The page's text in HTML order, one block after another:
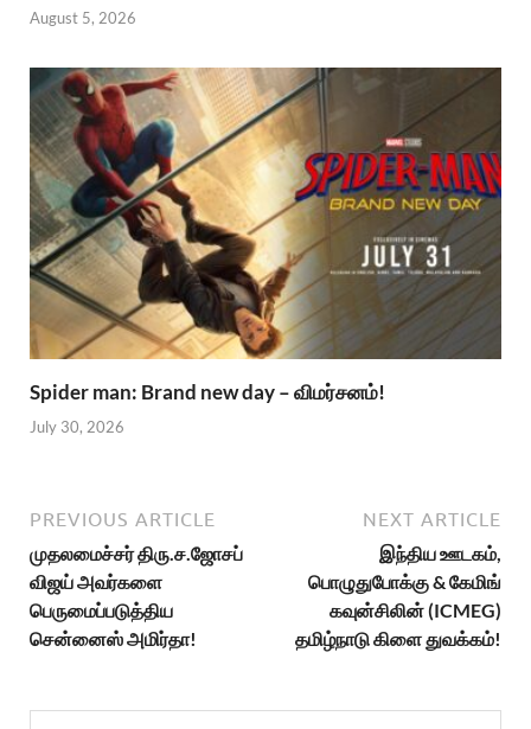
August 5, 2026
Spider man: Brand new day – விமர்சனம்!
July 30, 2026
PREVIOUS ARTICLE
முதலமைச்சர் திரு.ச.ஜோசப்
விஜய் அவர்களை
பெருமைப்படுத்திய
சென்னைஸ் அமிர்தா!
NEXT ARTICLE
இந்திய ஊடகம்,
பொழுதுபோக்கு & கேமிங்
கவுன்சிலின் (ICMEG)
தமிழ்நாடு கிளை துவக்கம்!